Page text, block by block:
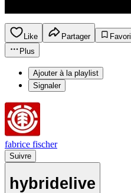
Like Partager
Favori
Plus
Ajouter à la playlist
Signaler
fabrice fischer
Suivre
hybridelive